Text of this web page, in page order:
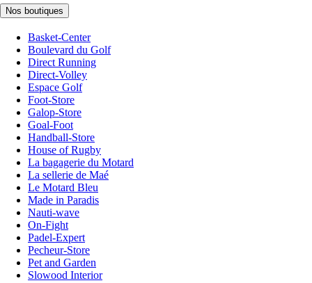
Nos boutiques
Basket-Center
Boulevard du Golf
Direct Running
Direct-Volley
Espace Golf
Foot-Store
Galop-Store
Goal-Foot
Handball-Store
House of Rugby
La bagagerie du Motard
La sellerie de Maé
Le Motard Bleu
Made in Paradis
Nauti-wave
On-Fight
Padel-Expert
Pecheur-Store
Pet and Garden
Slowood Interior